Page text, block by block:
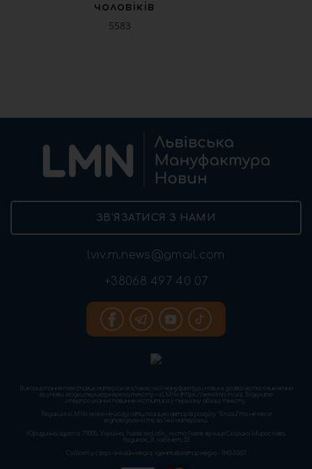
чоловіків
5583
ЗВ’ЯЗАТИСЯ З НАМИ
lviv.m.news@gmail.com
+38068 497 40 07
Використання текстових матеріалів «Львівської мануфактури новин» дозволяється виключно
за умови згадки першоджерела тексту – «LMN» (https://www.lmn.in.ua). Відкрите
гіперпосилання повинне міститися у першому абзаці тексту.
Редакція «LMN» може не розділяти позицію авторів розділу “Блоги” та не несе
відповідальність за їхні матеріали.
Юридична адреса: 79005, Україна, Львівська обл., місто Львів, вулиця Скорика Мирослава,
будинок, 31, кабінет, 23
Cуб'єкт у сфері онлайн-медіа; ідентифікатор медіа - R40-03621